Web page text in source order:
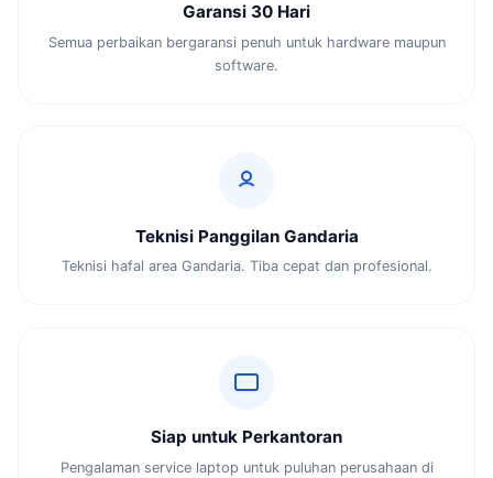
Garansi 30 Hari
Semua perbaikan bergaransi penuh untuk hardware maupun
software.
Teknisi Panggilan Gandaria
Teknisi hafal area Gandaria. Tiba cepat dan profesional.
Siap untuk Perkantoran
Pengalaman service laptop untuk puluhan perusahaan di